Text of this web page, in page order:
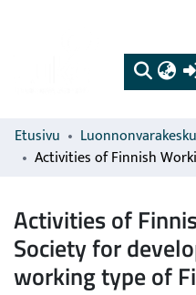
Etusivu
Activities of
Society for
working type of